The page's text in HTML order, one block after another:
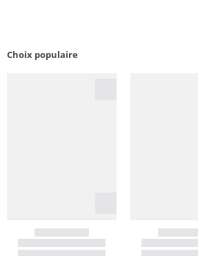
Choix populaire